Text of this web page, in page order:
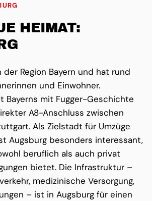
HEIMAT:
Region Bayern und hat rund
und Einwohner.
Bayerns mit Fugger-Geschichte
A8-Anschluss zwischen
Als Zielstadt für Umzüge
Augsburg besonders interessant,
beruflich als auch privat
bietet. Die Infrastruktur –
medizinische Versorgung,
– ist in Augsburg für einen